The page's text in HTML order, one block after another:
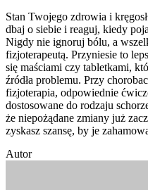
Stan Twojego zdrowia i
dbaj o siebie i reaguj, kiedy
Nigdy nie ignoruj bólu, a
fizjoterapeutą. Przyniesie to
się maściami czy tabletkami,
źródła problemu. Przy
fizjoterapia, odpowiednie
dostosowane do rodzaju
że niepożądane zmiany już
zyskasz szansę, by je
Autor